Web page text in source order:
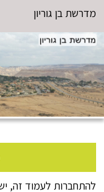
מדרשת בן גוריון
להתחברות לעמוד זה,